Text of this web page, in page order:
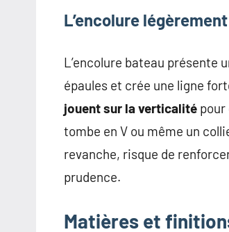
L’encolure
L’encolure bateau présente
épaules et crée une ligne
jouent sur la verticalité
tombe en V ou même un
revanche, risque de
prudence.
Matières et